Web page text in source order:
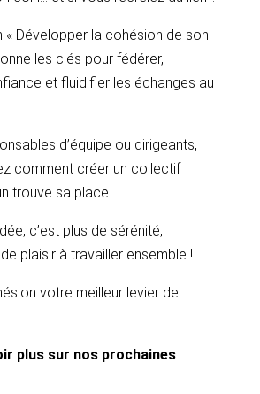
Développer la cohésion de son
les clés pour fédérer,
et fluidifier les échanges au
d’équipe ou dirigeants,
comment créer un collectif
trouve sa place.
c’est plus de sérénité,
plaisir à travailler ensemble !
votre meilleur levier de
plus sur nos prochaines